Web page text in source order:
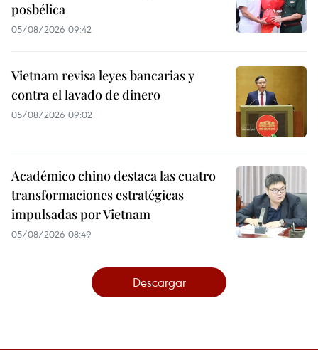
posbélica
05/08/2026 09:42
Vietnam revisa leyes bancarias y
contra el lavado de dinero
05/08/2026 09:02
Académico chino destaca las cuatro
transformaciones estratégicas
impulsadas por Vietnam
05/08/2026 08:49
Descargar